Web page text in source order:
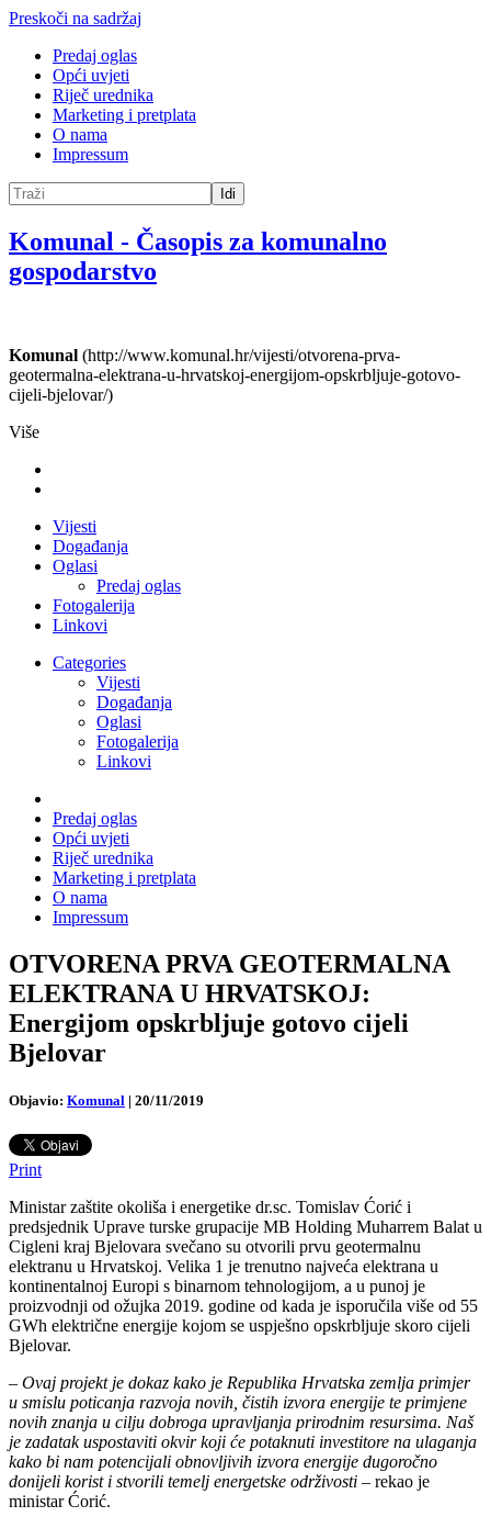
Preskoči na sadržaj
Predaj oglas
Opći uvjeti
Riječ urednika
Marketing i pretplata
O nama
Impressum
Idi
Komunal - Časopis za komunalno
gospodarstvo
Komunal (http://www.komunal.hr/vijesti/otvorena-prva-
geotermalna-elektrana-u-hrvatskoj-energijom-opskrbljuje-gotovo-
cijeli-bjelovar/)
Više
Vijesti
Događanja
Oglasi
Predaj oglas
Fotogalerija
Linkovi
Categories
Vijesti
Događanja
Oglasi
Fotogalerija
Linkovi
Predaj oglas
Opći uvjeti
Riječ urednika
Marketing i pretplata
O nama
Impressum
OTVORENA PRVA GEOTERMALNA
ELEKTRANA U HRVATSKOJ:
Energijom opskrbljuje gotovo cijeli
Bjelovar
Objavio: Komunal | 20/11/2019
Print
Ministar zaštite okoliša i energetike dr.sc. Tomislav Ćorić i
predsjednik Uprave turske grupacije MB Holding Muharrem Balat u
Cigleni kraj Bjelovara svečano su otvorili prvu geotermalnu
elektranu u Hrvatskoj. Velika 1 je trenutno najveća elektrana u
kontinentalnoj Europi s binarnom tehnologijom, a u punoj je
proizvodnji od ožujka 2019. godine od kada je isporučila više od 55
GWh električne energije kojom se uspješno opskrbljuje skoro cijeli
Bjelovar.
– Ovaj projekt je dokaz kako je Republika Hrvatska zemlja primjer
u smislu poticanja razvoja novih, čistih izvora energije te primjene
novih znanja u cilju dobroga upravljanja prirodnim resursima. Naš
je zadatak uspostaviti okvir koji će potaknuti investitore na ulaganja
kako bi nam potencijali obnovljivih izvora energije dugoročno
donijeli korist i stvorili temelj energetske održivosti – rekao je
ministar Ćorić.